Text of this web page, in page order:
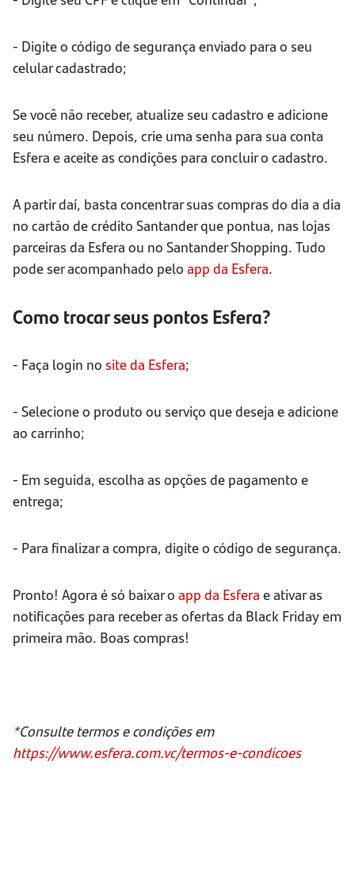
- Digite o código de segurança enviado para o seu
celular cadastrado;
Se você não receber, atualize seu cadastro e adicione
seu número. Depois, crie uma senha para sua conta
Esfera e aceite as condições para concluir o cadastro.
A partir daí, basta concentrar suas compras do dia a dia
no cartão de crédito Santander que pontua, nas lojas
parceiras da Esfera ou no Santander Shopping. Tudo
pode ser acompanhado pelo app da Esfera.
Como trocar seus pontos Esfera?
- Faça login no site da Esfera;
- Selecione o produto ou serviço que deseja e adicione
ao carrinho;
- Em seguida, escolha as opções de pagamento e
entrega;
- Para finalizar a compra, digite o código de segurança.
Pronto! Agora é só baixar o app da Esfera e ativar as
notificações para receber as ofertas da Black Friday em
primeira mão. Boas compras!
*Consulte termos e condições em
https://www.esfera.com.vc/termos-e-condicoes